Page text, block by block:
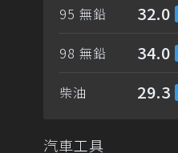
95 無鉛 32.0
98 無鉛 34.0
柴油 29.3
汽車工具